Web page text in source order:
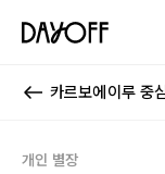
카르보에이루 중
개인 별장